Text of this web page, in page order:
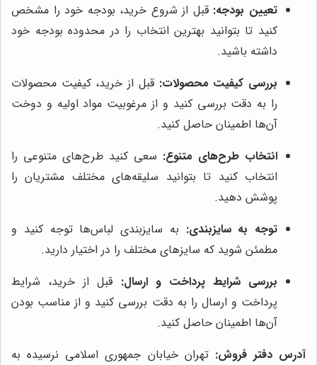
تعیین بودجه: قبل از شروع خرید، بودجه خود را مشخص
کنید تا بتوانید بهترین انتخاب را در محدوده بودجه خود
داشته باشید.
بررسی کیفیت محصولات: قبل از خرید، کیفیت محصولات
را به دقت بررسی کنید و از مرغوبیت مواد اولیه و دوخت
آن‌ها اطمینان حاصل کنید.
انتخاب طرح‌های متنوع: سعی کنید طرح‌های متنوعی را
انتخاب کنید تا بتوانید سلیقه‌های مختلف مشتریان را
پوشش دهید.
توجه به سایزبندی: به سایزبندی لباس‌ها توجه کنید و
مطمئن شوید که سایزهای مختلف را در اختیار دارید.
بررسی شرایط پرداخت و ارسال: قبل از خرید، شرایط
پرداخت و ارسال را به دقت بررسی کنید و از مناسب بودن
آن‌ها اطمینان حاصل کنید.
آدرس دفتر فروش: تهران خیابان جمهوری اسلامی نرسیده به